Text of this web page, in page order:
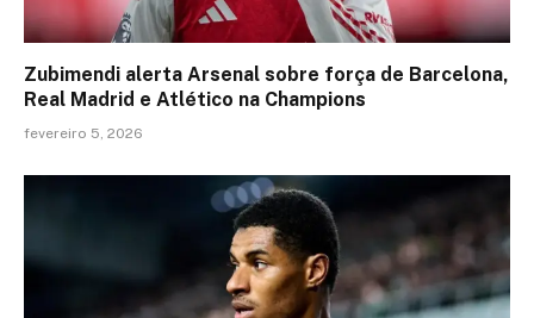
Zubimendi alerta Arsenal sobre força de Barcelona,
Real Madrid e Atlético na Champions
fevereiro 5, 2026